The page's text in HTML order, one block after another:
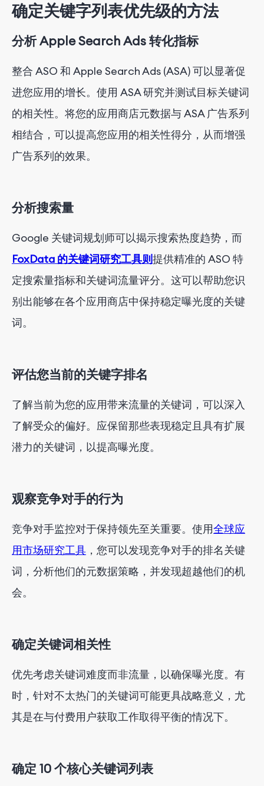
确定关键字列表优先级的方法
分析 Apple Search Ads 转化指标
整合 ASO 和 Apple Search Ads (ASA) 可以显著促
进您应用的增长。使用 ASA 研究并测试目标关键词
的相关性。将您的应用商店元数据与 ASA 广告系列
相结合，可以提高您应用的相关性得分，从而增强
广告系列的效果。
分析搜索量
Google 关键词规划师可以揭示搜索热度趋势，而
FoxData 的关键词研究工具则提供精准的 ASO 特
定搜索量指标和关键词流量评分。这可以帮助您识
别出能够在各个应用商店中保持稳定曝光度的关键
词。
评估您当前的关键字排名
了解当前为您的应用带来流量的关键词，可以深入
了解受众的偏好。应保留那些表现稳定且具有扩展
潜力的关键词，以提高曝光度。
观察竞争对手的行为
竞争对手监控对于保持领先至关重要。使用全球应
用市场研究工具 ，您可以发现竞争对手的排名关键
词，分析他们的元数据策略，并发现超越他们的机
会。
确定关键词相关性
优先考虑关键词难度而非流量，以确保曝光度。有
时，针对不太热门的关键词可能更具战略意义，尤
其是在与付费用户获取工作取得平衡的情况下。
确定 10 个核心关键词列表